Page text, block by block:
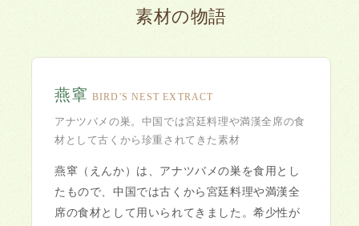
素材の物語
燕窧 BIRD'S NEST EXTRACT
アナツバメの巣。中国では宮廷料理や満漢全席の食
材として古くから珍重されてきた素材
燕窧（えんか）は、アナツバメの巣を食用とし
たもので、中国では古くから宮廷料理や満漢全
席の食材として用いられてきました。希少性が